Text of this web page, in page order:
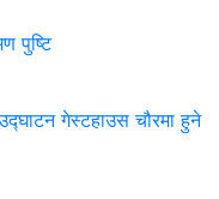
पुष्टि
गेस्टहाउस चौरमा हुने